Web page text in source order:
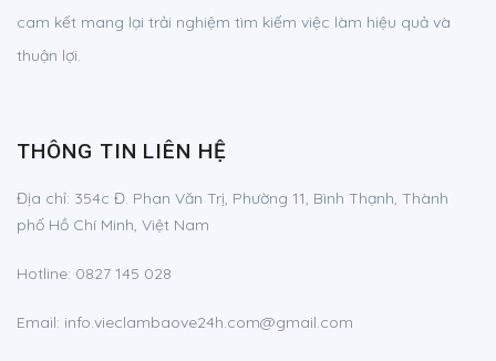
cam kết mang lại trải nghiệm tìm kiếm việc làm hiệu quả và
thuận lợi.
THÔNG TIN LIÊN HỆ
Địa chỉ: 354c Đ. Phan Văn Trị, Phường 11, Bình Thạnh, Thành
phố Hồ Chí Minh, Việt Nam
Hotline: 0827 145 028
Email: info.vieclambaove24h.com@gmail.com